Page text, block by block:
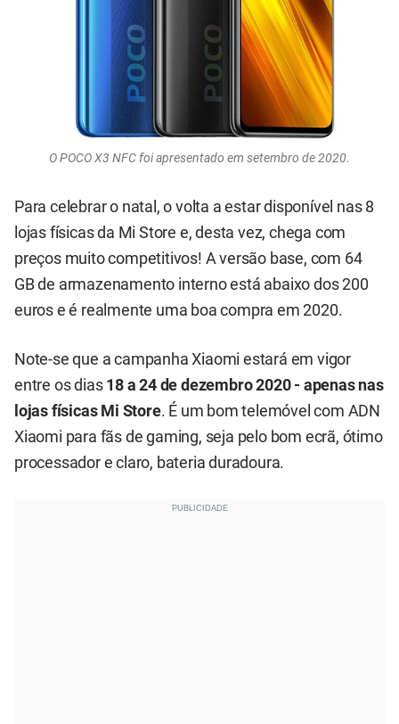
O POCO X3 NFC foi apresentado em setembro de 2020.
Para celebrar o natal, o volta a estar disponível nas 8
lojas físicas da Mi Store e, desta vez, chega com
preços muito competitivos! A versão base, com 64
GB de armazenamento interno está abaixo dos 200
euros e é realmente uma boa compra em 2020.
Note-se que a campanha Xiaomi estará em vigor
entre os dias 18 a 24 de dezembro 2020 - apenas nas
lojas físicas Mi Store. É um bom telemóvel com ADN
Xiaomi para fãs de gaming, seja pelo bom ecrã, ótimo
processador e claro, bateria duradoura.